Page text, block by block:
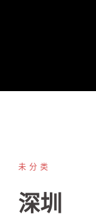
未分类
深圳